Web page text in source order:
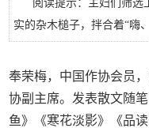
阅读提示：主妇们筛选
实的杂木槌子，拌合着“嗨
奉荣梅，中国作协会员
协副主席。发表散文随
鱼》《寒花淡影》《品